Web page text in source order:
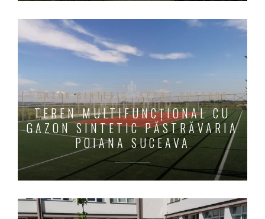
GAZON SINTETIC SPORT OUTDOOR
TEREN MULTIFUNCȚIONAL CU
GAZON SINTETIC PĂSTRĂVARIA
POIANA SUCEAVA